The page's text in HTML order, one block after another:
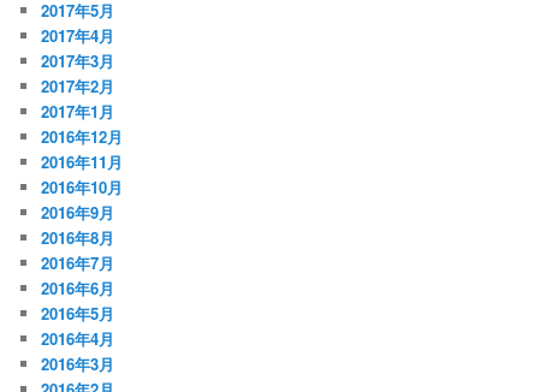
2017年5月
2017年4月
2017年3月
2017年2月
2017年1月
2016年12月
2016年11月
2016年10月
2016年9月
2016年8月
2016年7月
2016年6月
2016年5月
2016年4月
2016年3月